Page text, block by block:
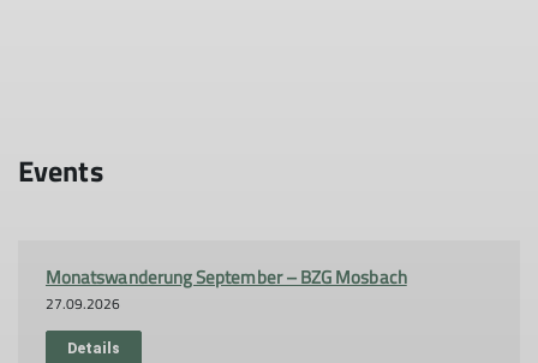
Events
Monatswanderung September – BZG Mosbach
27.09.2026
Details